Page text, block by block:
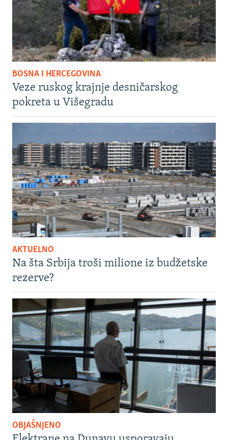
BOSNA I HERCEGOVINA
Veze ruskog krajnje desničarskog
pokreta u Višegradu
AKTUELNO
Na šta Srbija troši milione iz budžetske
rezerve?
OBJAŠNJENO